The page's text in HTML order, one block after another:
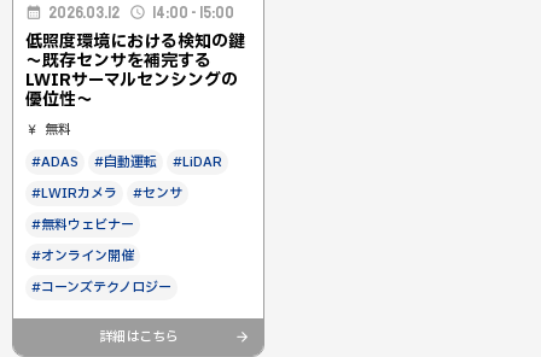
2026.03.12 14:00 - 15:00
低照度環境における検知の鍵
～既存センサを補完する
LWIRサーマルセンシングの
優位性～
無料
#ADAS #自動運転
#LiDAR
#LWIRカメラ
#センサ
#無料ウェビナー
#オンライン開催
#コーンズテクノロジー
詳細はこちら